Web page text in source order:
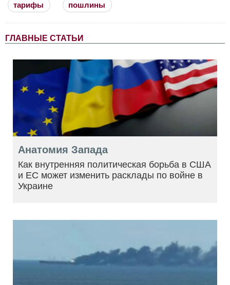
тарифы пошлины
ГЛАВНЫЕ СТАТЬИ
Анатомия Запада
Как внутренняя политическая борьба в США
и ЕС может изменить расклады по войне в
Украине